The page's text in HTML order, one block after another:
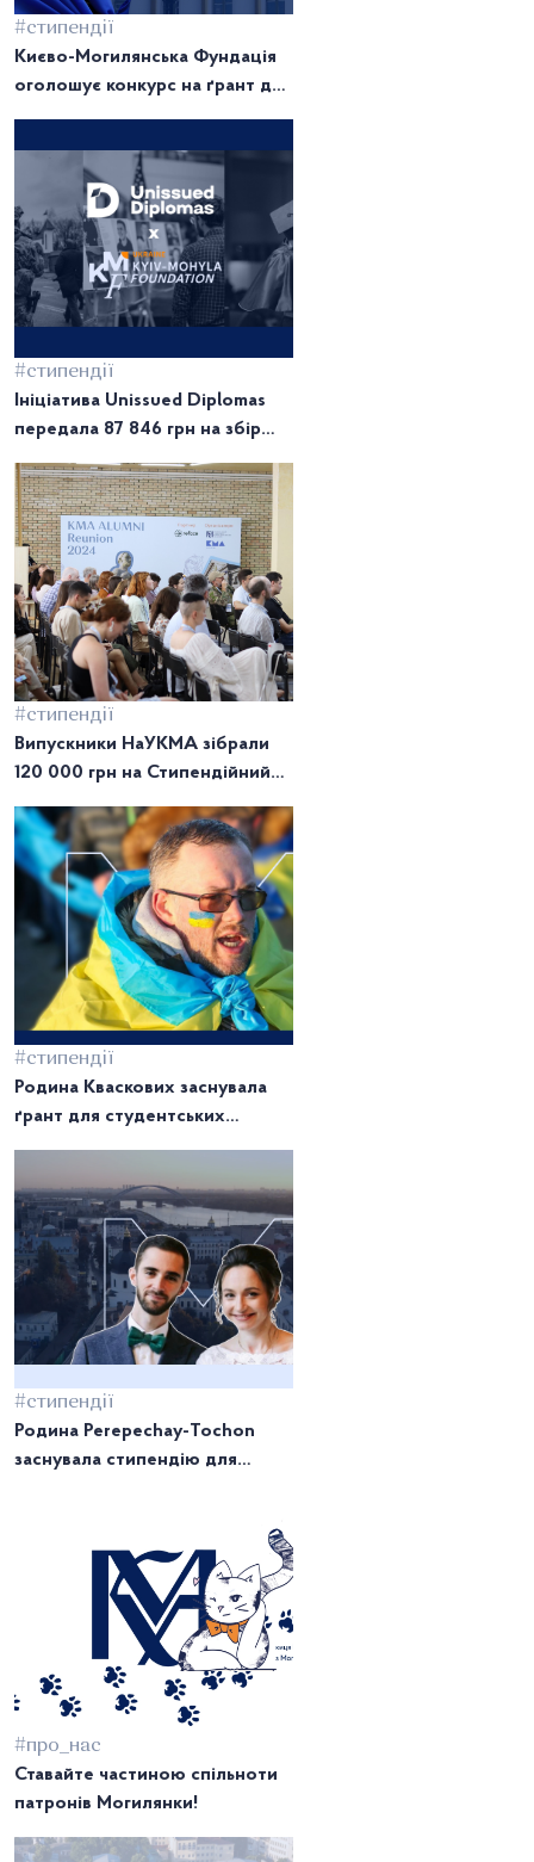
#стипендії
Києво-Могилянська Фундація
оголошує конкурс на ґрант для
#стипендії
Ініціатива Unissued Diplomas
передала 87 846 грн на збір
могилянців, полеглих у
російсько-українській війні
#стипендії
Випускники НаУКМА зібрали
120 000 грн на Стипендійний
Reunion
#стипендії
Родина Кваскових заснувала
ґрант для студентських
#стипендії
Родина Perepechay-Tochon
заснувала стипендію для
#про_нас
Ставайте частиною спільноти
патронів Могилянки!